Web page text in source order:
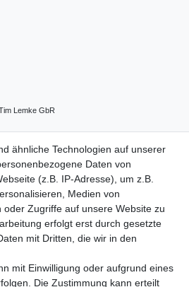
Lemke GbR
Lemke GbR
ähnliche Technologien auf unserer
Daten von
(z.B. IP-Adresse), um z.B.
Medien von
Zugriffe auf unsere Website zu
erfolgt erst durch gesetzte
mit Dritten, die wir in den
mit Einwilligung oder aufgrund eines
Die Zustimmung kann erteilt